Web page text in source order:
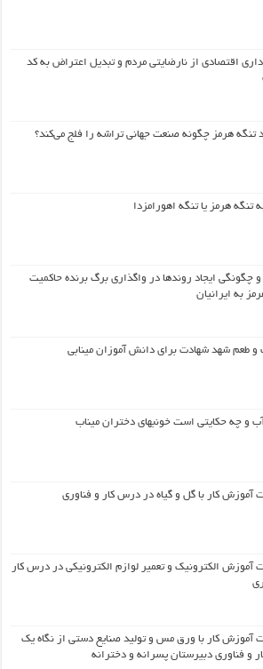
اقتصادی از نارضایتی مردم و تبدیل اعتراض به کد
تنگه هرمز چگونه صنعت جهانی تراشه را فلج می‌کند؟
تنگه هرمز یا تنگه اهورامزدا
چگونگی ایجاد روندها در واگذاری برگ برنده حاکمیت
به ایرانیان
و طعم شهد شهادت برای دانش آموزان مینابی
و چه حکایتی است خونبهای دختران میناب
آموزش کار با گل و گیاه در درس کار و فناوری
آموزش الکترونیک و تعمیر لوازم الکترونیکی در درس کار
آموزش کار با ورق مس و تولید صنایع دستی از نگاه یک
و فناوری دبیرستان پسرانه و دخترانه